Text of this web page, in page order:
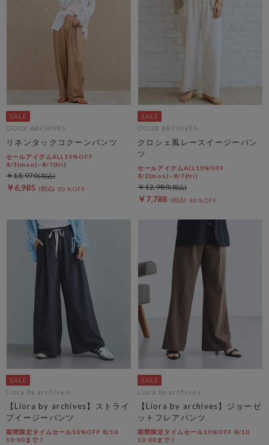
DOUX ARCHIVES
リネンタックコクーンパンツ
セールアイテムALL10%OFF
8/3(mon)~8/7(fri)
￥6,985 50％OFF
￥13,970
DOUX ARCHIVES
クロシェ風レースイージーパン
ツ
セールアイテムALL10%OFF
8/3(mon)~8/7(fri)
￥7,788 40％OFF
￥12,980
Liora by archives
【Liora by archives】ストライ
プイージーパンツ
期間限定タイムセール10%OFF 8/10
10:00まで！
Liora by archives
【Liora by archives】ジョーゼ
ットフレアパンツ
期間限定タイムセール10%OFF 8/10
10:00まで！